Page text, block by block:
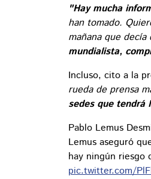
"Hay mucha
han tomado.
mañana que decía
mundialista,
Incluso, cito a la
rueda de prensa
sedes que tendrá
Pablo Lemus
Lemus aseguró
hay ningún riesgo
pic.twitter.com/